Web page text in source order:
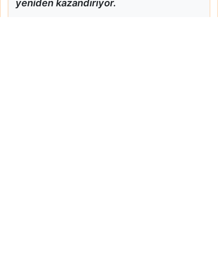
yeniden kazandırıyor.